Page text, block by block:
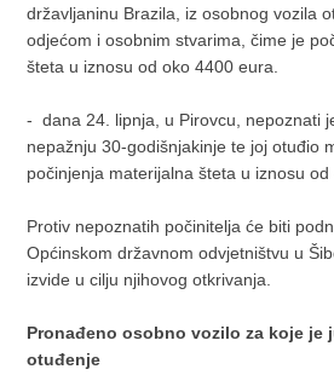
državljaninu Brazila, iz osobnog vozila
odjećom i osobnim stvarima, čime je
šteta u iznosu od oko 4400 eura.
- dana 24. lipnja, u Pirovcu, nepoznati
nepažnju 30-godišnjakinje te joj otuđio
počinjenja materijalna šteta u iznosu od
Protiv nepoznatih počinitelja će biti
Općinskom državnom odvjetništvu u
izvide u cilju njihovog otkrivanja.
Pronađeno osobno vozilo za koje je
otuđenje